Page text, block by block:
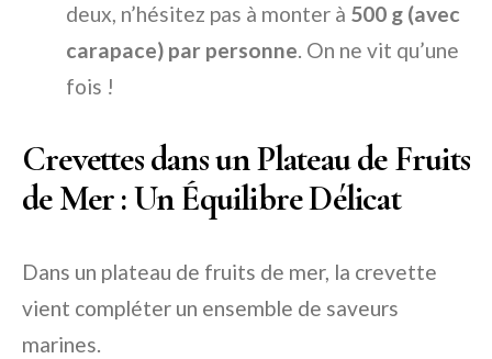
deux, n’hésitez pas à monter à 500 g (avec
carapace) par personne. On ne vit qu’une
fois !
Crevettes dans un Plateau de Fruits
de Mer : Un Équilibre Délicat
Dans un plateau de fruits de mer, la crevette
vient compléter un ensemble de saveurs
marines.